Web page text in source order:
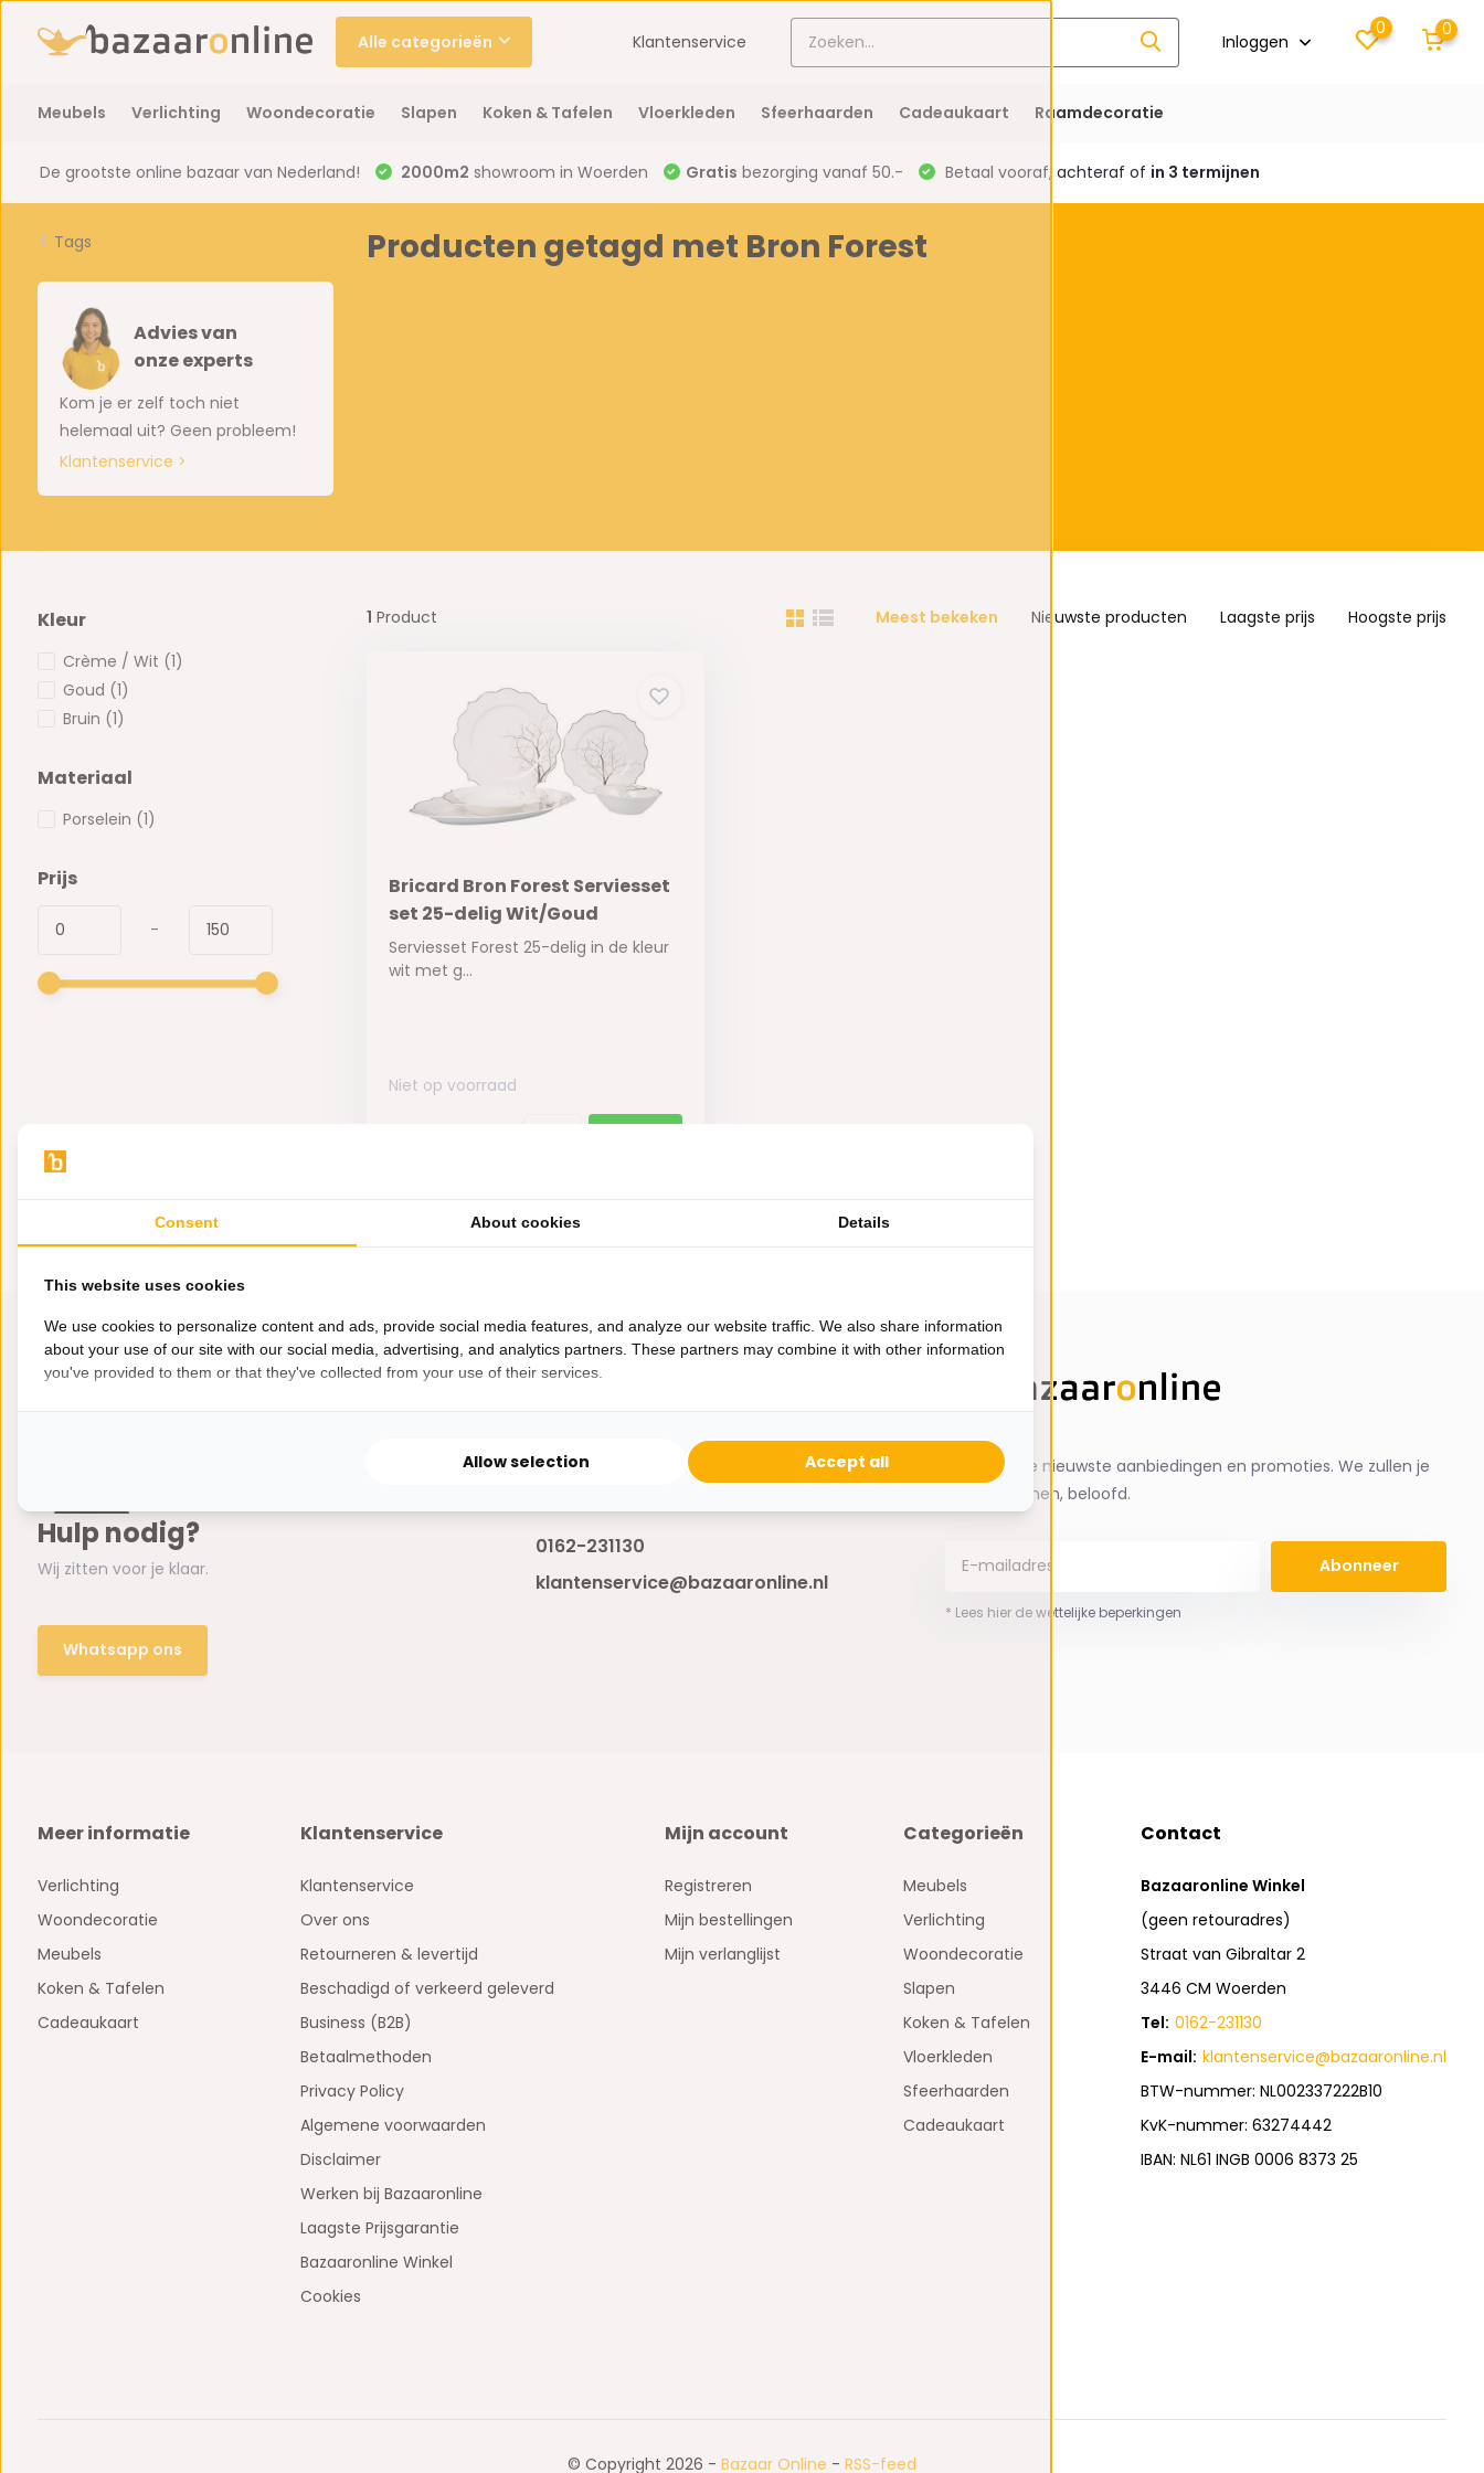
Alle categorieën Klantenservice Inloggen
0 0
Meubels Verlichting Woondecoratie Slapen Koken & Tafelen Vloerkleden Sfeerhaarden Cadeaukaart Raamdecoratie
De grootste online bazaar van Nederland! 2000m2 showroom in Woerden Gratis bezorging vanaf 50.- Betaal vooraf, achteraf of in 3 termijnen
Tags
Advies van
onze experts
Kom je er zelf toch niet
helemaal uit? Geen probleem!
Klantenservice >
Producten getagd met Bron Forest
Kleur
Crème / Wit (1)
Goud (1)
Bruin (1)
Materiaal
Porselein (1)
Prijs
-
1 Product Meest bekeken Nieuwste producten Laagste prijs Hoogste prijs
Bricard Bron Forest Serviesset
set 25-delig Wit/Goud
Serviesset Forest 25-delig in de kleur
wit met g...
Niet op voorraad
Hulp nodig?
Wij zitten voor je klaar.
Whatsapp ons
Heb je een vraag?
Bereikbaar van ma - vr 10:00 tot 17:00
0162-231130
klantenservice@bazaaronline.nl
Ontvang de nieuwste aanbiedingen en promoties. We zullen je
niet spammen, beloofd.
Abonneer
* Lees hier de wettelijke beperkingen
Meer informatie
Verlichting
Woondecoratie
Meubels
Koken & Tafelen
Cadeaukaart
Klantenservice
Klantenservice
Over ons
Retourneren & levertijd
Beschadigd of verkeerd geleverd
Business (B2B)
Betaalmethoden
Privacy Policy
Algemene voorwaarden
Disclaimer
Werken bij Bazaaronline
Laagste Prijsgarantie
Bazaaronline Winkel
Cookies
Mijn account
Registreren
Mijn bestellingen
Mijn verlanglijst
Categorieën
Meubels
Verlichting
Woondecoratie
Slapen
Koken & Tafelen
Vloerkleden
Sfeerhaarden
Cadeaukaart
Contact
Bazaaronline Winkel
(geen retouradres)
Straat van Gibraltar 2
3446 CM Woerden
Tel: 0162-231130
E-mail: klantenservice@bazaaronline.nl
BTW-nummer: NL002337222B10
KvK-nummer: 63274442
IBAN: NL61 INGB 0006 8373 25
© Copyright 2026 - Bazaar Online - RSS-feed
Consent About cookies Details
This website uses cookies
We use cookies to personalize content and ads, provide social media features, and analyze our website traffic. We also share information
about your use of our site with our social media, advertising, and analytics partners. These partners may combine it with other information
you've provided to them or that they've collected from your use of their services.
Allow selection Accept all